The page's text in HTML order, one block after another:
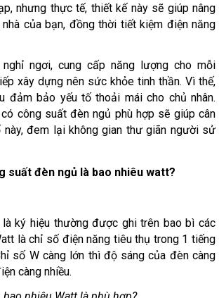
nhưng thực tế, thiết kế này sẽ giúp nâng
của bạn, đồng thời tiết kiệm điện năng
ngơi, cung cấp năng lượng cho mỗi
xây dựng nên sức khỏe tinh thần. Vì thế,
đảm bảo yếu tố thoải mái cho chủ nhân.
công suất đèn ngủ phù hợp sẽ giúp cân
này, đem lại không gian thư giãn người sử
suất đèn ngủ là bao nhiêu watt?
ký hiệu thường được ghi trên bao bì các
là chỉ số điện năng tiêu thụ trong 1 tiếng
số W càng lớn thì độ sáng của đèn càng
càng nhiều.